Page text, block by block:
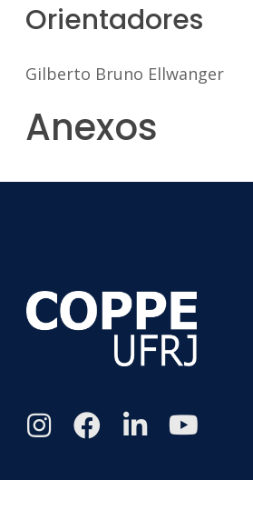
Orientadores
Gilberto Bruno Ellwanger
Anexos